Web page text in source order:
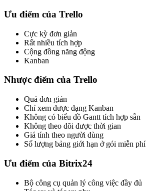
Ưu điểm của Trello
Cực kỳ đơn giản
Rất nhiều tích hợp
Cộng đồng năng động
Kanban
Nhược điểm của Trello
Quá đơn giản
Chỉ xem được dạng Kanban
Không có biểu đồ Gantt tích hợp sẵn
Không theo dõi được thời gian
Giá tính theo người dùng
Số lượng bảng giới hạn ở gói miễn phí
Ưu điểm của Bitrix24
Bộ công cụ quản lý công việc đầy đủ